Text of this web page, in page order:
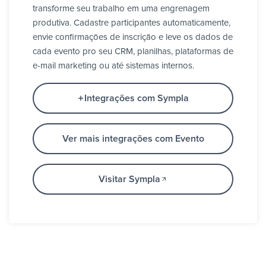
transforme seu trabalho em uma engrenagem
produtiva. Cadastre participantes automaticamente,
envie confirmações de inscrição e leve os dados de
cada evento pro seu CRM, planilhas, plataformas de
e-mail marketing ou até sistemas internos.
Integrações com Sympla
Ver mais integrações com Evento
Visitar Sympla